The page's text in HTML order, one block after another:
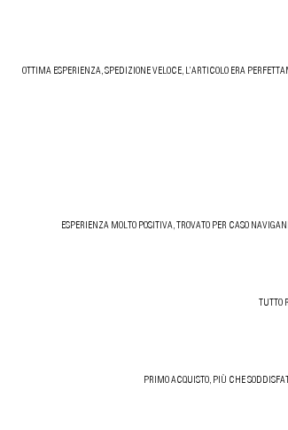
OTTIMA ESPERIENZA, SPEDIZIONE VELOCE, L’ARTICOLO ERA
ESPERIENZA MOLTO POSITIVA, TROVATO PER CASO
PRIMO ACQUISTO, PIÙ CHE